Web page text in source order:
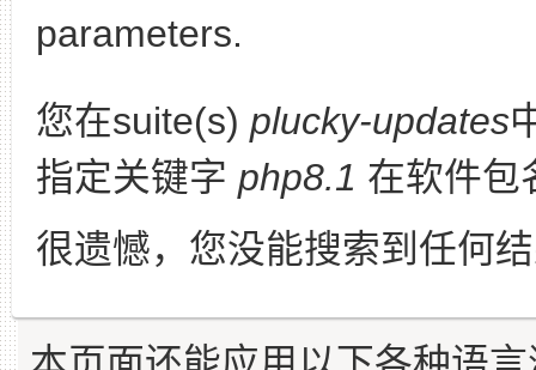
parameters.
您在suite(s) plucky-updates
指定关键字 php8.1 在软件包
很遗憾，您没能搜索到任何